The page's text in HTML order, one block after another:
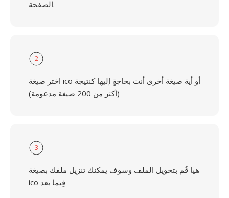
الصفحة.
2
اختر صيغة ico أو أية صيغة أخرى أنت بحاجةٍ إليها كنتيجة
(أكثر من 200 صيغة مدعومة)
3
هيا قُم بتحويل الملف وسوف يمكنك تنزيل ملفك بصيغة
ico فِيما بعد